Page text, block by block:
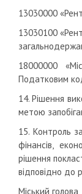
13030000
13030100
18000000
Податковим
14. Рішення
метою
15. Контроль
фінансів,
рішення
відповідно до
Міський